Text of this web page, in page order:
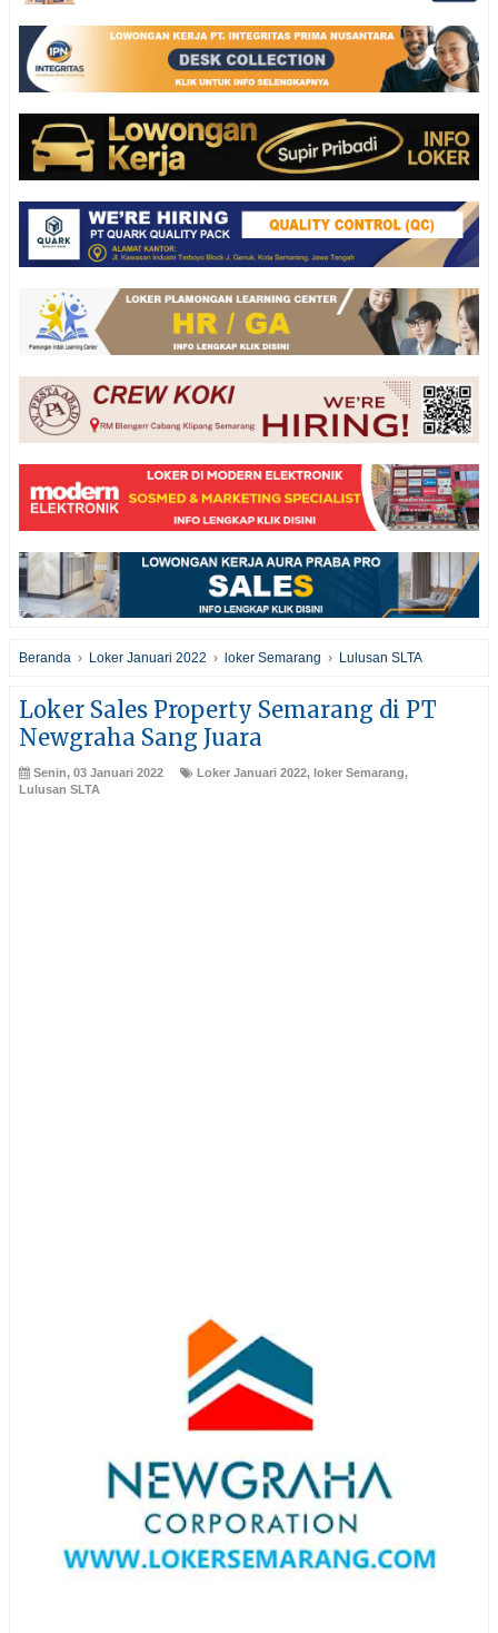
Beranda › Loker Januari 2022 › loker Semarang › Lulusan SLTA
Loker Sales Property Semarang di PT
Newgraha Sang Juara
Senin, 03 Januari 2022 Loker Januari 2022, loker Semarang,
Lulusan SLTA